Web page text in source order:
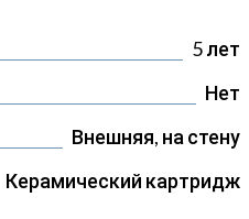
5 лет
Нет
Внешняя, на стену
Керамический картридж